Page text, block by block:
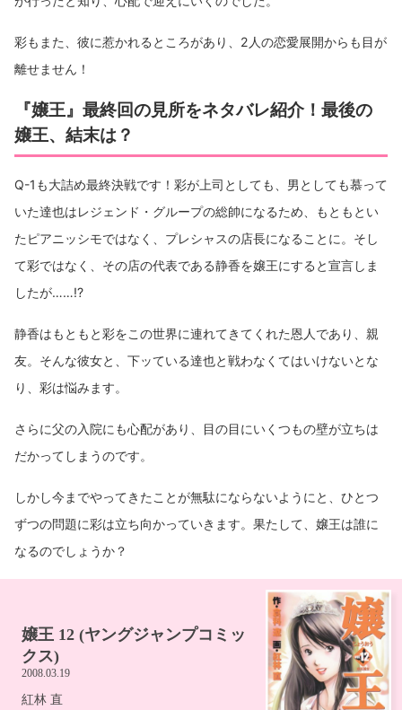
彩もまた、彼に惹かれるところがあり、2人の恋愛展開からも目が
離せません！
『嬢王』最終回の見所をネタバレ紹介！最後の
嬢王、結末は？
Q-1も大詰め最終決戦です！彩が上司としても、男としても慕って
いた達也はレジェンド・グループの総帥になるため、もともとい
たピアニッシモではなく、プレシャスの店長になることに。そし
て彩ではなく、その店の代表である静香を嬢王にすると宣言しま
したが……!?
静香はもともと彩をこの世界に連れてきてくれた恩人であり、親
友。そんな彼女と、下ッている達也と戦わなくてはいけないとな
り、彩は悩みます。
さらに父の入院にも心配があり、目の目にいくつもの壁が立ちは
だかってしまうのです。
しかし今までやってきたことが無駄にならないようにと、ひとつ
ずつの問題に彩は立ち向かっていきます。果たして、嬢王は誰に
なるのでしょうか？